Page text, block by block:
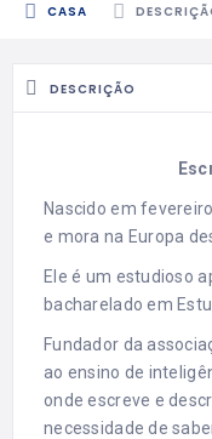
CASA
DESCRIÇÃO
Nascido em
e mora na Europa
Ele é um estudioso
bacharelado em
Fundador da
ao ensino de
onde escreve e
necessidade de